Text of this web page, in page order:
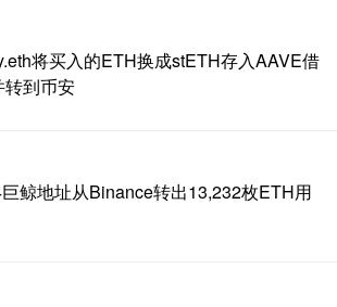
将买入的ETH换成stETH存入AAVE借
到币安
鲸地址从Binance转出13,232枚ETH用